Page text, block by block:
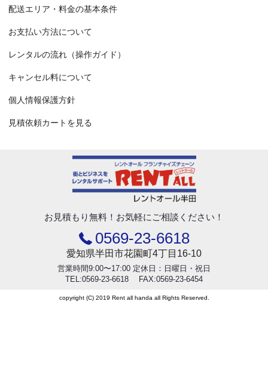
配送エリア・料金の基本条件
お支払い方法について
レンタルの流れ（操作ガイド）
キャンセル料について
個人情報保護方針
見積依頼カートを見る
お見積もり無料！ お気軽にご相談ください！
0569-23-6618
愛知県半田市花園町4丁目16-10
営業時間9:00〜17:00 定休日：日曜日・祝日
TEL:0569-23-6618 FAX:0569-23-6454
copyright (C) 2019 Rent all handa all Rights Reserved.